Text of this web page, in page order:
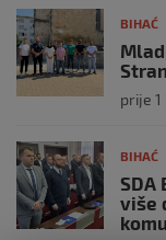
BIHAĆ
prije 1
BIHAĆ
SDA
više